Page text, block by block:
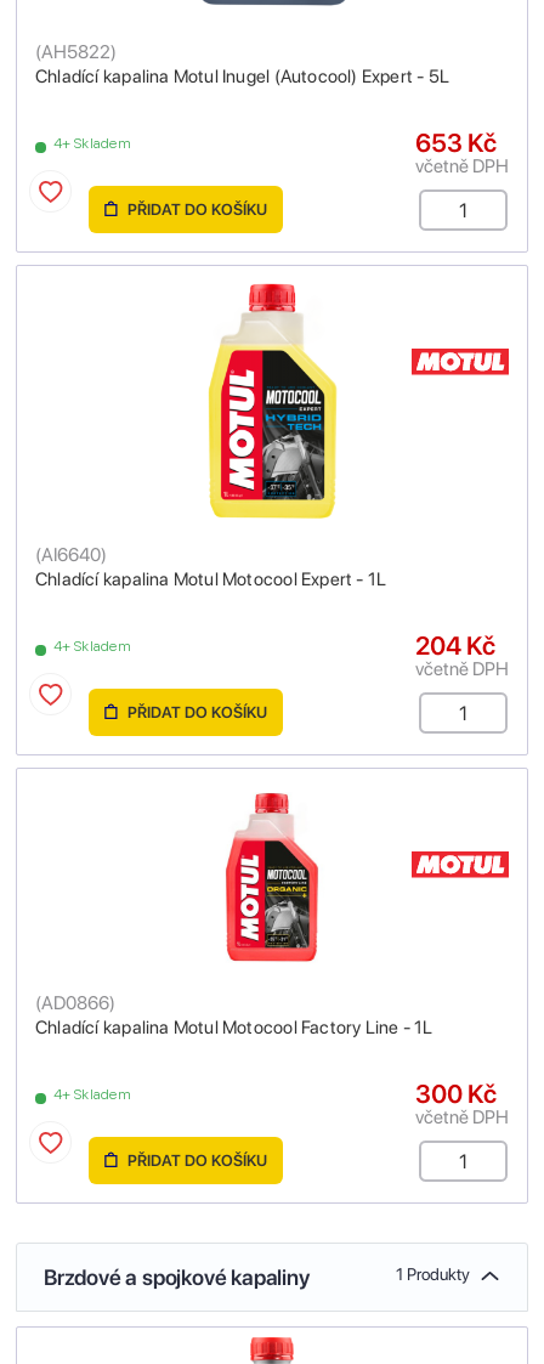
Chladící kapalina Motul Inugel (Autocool) Expert - 5L
(AH5822)
4+ Skladem 653 Kč
včetně DPH
PŘIDAT DO KOŠÍKU
Chladící kapalina Motul Motocool Expert - 1L
(AI6640)
4+ Skladem 204 Kč
včetně DPH
PŘIDAT DO KOŠÍKU
Chladící kapalina Motul Motocool Factory Line - 1L
(AD0866)
4+ Skladem 300 Kč
včetně DPH
PŘIDAT DO KOŠÍKU
Brzdové a spojkové kapaliny 1 Produkty